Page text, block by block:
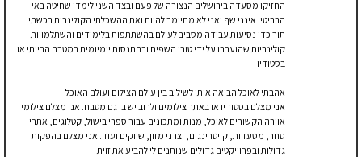
החזיקו מסעדה בירושלים הנצורה של פעם ובצד השני לימדו שחיטה באי
הבריטי. אינני שף ואני לא מתיימר להיות ואת ההשכלתי הקולינרית רכשתי
תוך כדי נסיעות עבודה מסביב לעולם בהשתתפות בלימודים והשתלמויות
קולינריות שהועברו על ידי טובי השפים ובהתנסות יומיומית במטבח הבייתי או
בסטודיו
אהבתי לאוכל הביאה אותי לשילוב בין עולם הצילום ועולם האוכל
אני מצלם בסטודיו או באתר צילומים ולרוב יש בו גם מטבח. אני מצלם צילומי
אוירה הקשורים לאוכל, מנות ומתכונים עבור ספרי בישול, קטלוגים, אתרי
סחר, מסעדות, קייטרינגים, יצרני מזון, שווקים ועוד. אני מצלם בהפקות
גדולות ובפרוייקטים גדולים שנותנים לי להביע את זוית